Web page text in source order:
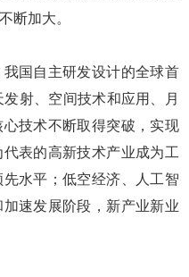
断加大。
国自主研发设计的全球首
射、空间技术和应用、月
技术不断取得突破，实现
表的高新技术产业成为工
水平；低空经济、人工智
速发展阶段，新产业新业